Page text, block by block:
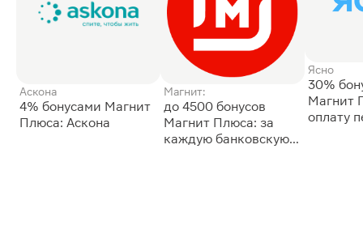
Аскона
4% бонусами Магнит
Плюса: Аскона
Магнит:
до 4500 бонусов
Магнит Плюса: за
каждую банковскую
Ясно
30%
Магнит
оплату